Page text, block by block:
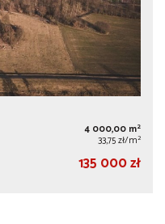
4 000,00 m2
33,75 zł/m2
135 000 zł